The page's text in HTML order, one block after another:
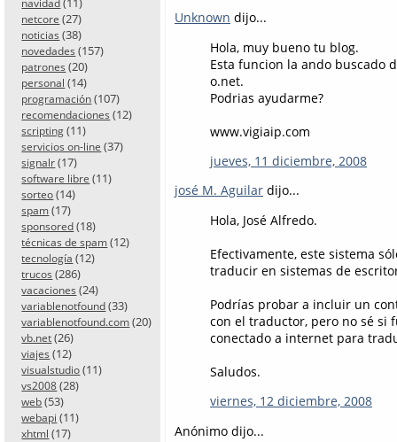
navidad
netcore (27)
noticias (38)
novedades (157)
patrones (20)
personal (14)
programación (107)
recomendaciones (12)
scripting (11)
servicios on-line (37)
signalr (17)
software libre (11)
sorteo (14)
spam (17)
sponsored (18)
técnicas de spam (12)
tecnología (12)
trucos (286)
vacaciones (24)
variablenotfound (33)
variablenotfound.com (20)
vb.net (26)
viajes (12)
visualstudio (11)
vs2008 (28)
web (53)
webapi (11)
xhtml (17)
Unknown dijo...
Hola, muy bueno tu blog.
Esta funcion la ando buscado
o.net.
Podrias ayudarme?
www.vigiaip.com
jueves, 11 diciembre, 2008
josé M. Aguilar dijo...
Hola, José Alfredo.
Efectivamente, este sistema
traducir en sistemas de
Podrías probar a incluir un
con el traductor, pero no sé si
conectado a internet para
Saludos.
viernes, 12 diciembre, 2008
Anónimo dijo...